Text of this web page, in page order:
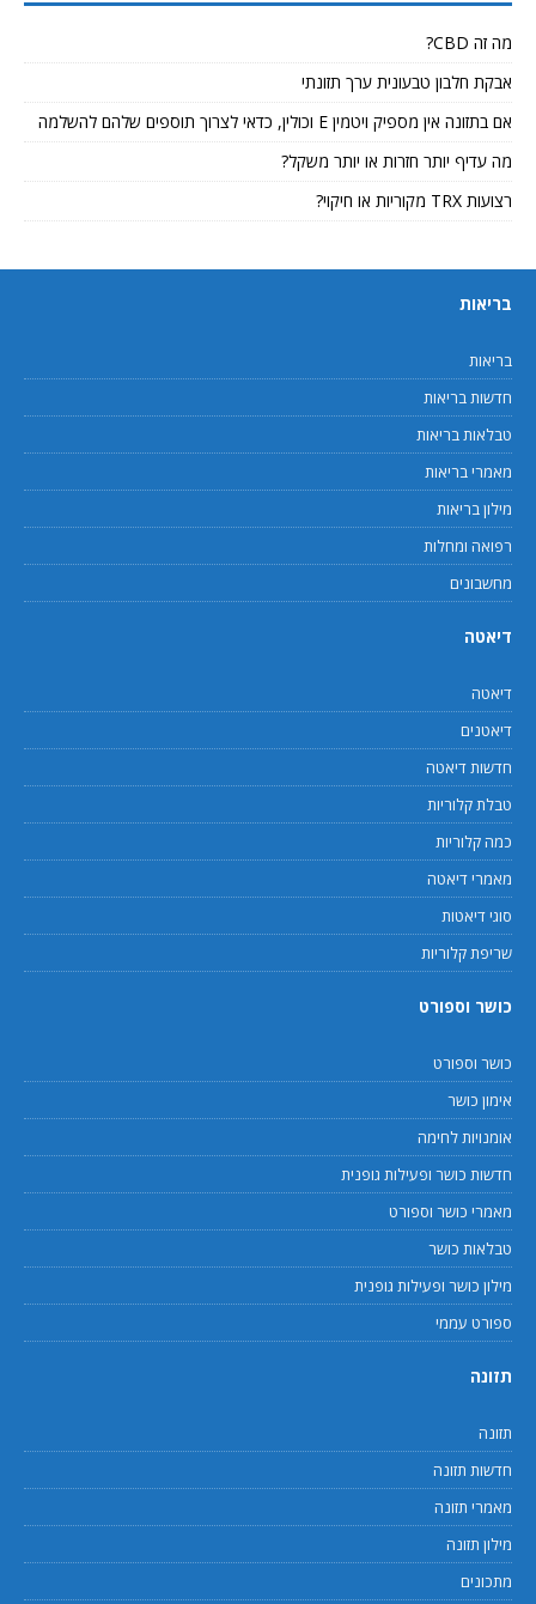
מה זה CBD?
אבקת חלבון טבעונית ערך תזונתי
אם בתזונה אין מספיק ויטמין E וכולין, כדאי לצרוך תוספים שלהם להשלמה
מה עדיף יותר חזרות או יותר משקל?
רצועות TRX מקוריות או חיקוי?
בריאות
בריאות
חדשות בריאות
טבלאות בריאות
מאמרי בריאות
מילון בריאות
רפואה ומחלות
מחשבונים
דיאטה
דיאטה
דיאטנים
חדשות דיאטה
טבלת קלוריות
כמה קלוריות
מאמרי דיאטה
סוגי דיאטות
שריפת קלוריות
כושר וספורט
כושר וספורט
אימון כושר
אומנויות לחימה
חדשות כושר ופעילות גופנית
מאמרי כושר וספורט
טבלאות כושר
מילון כושר ופעילות גופנית
ספורט עממי
תזונה
תזונה
חדשות תזונה
מאמרי תזונה
מילון תזונה
מתכונים